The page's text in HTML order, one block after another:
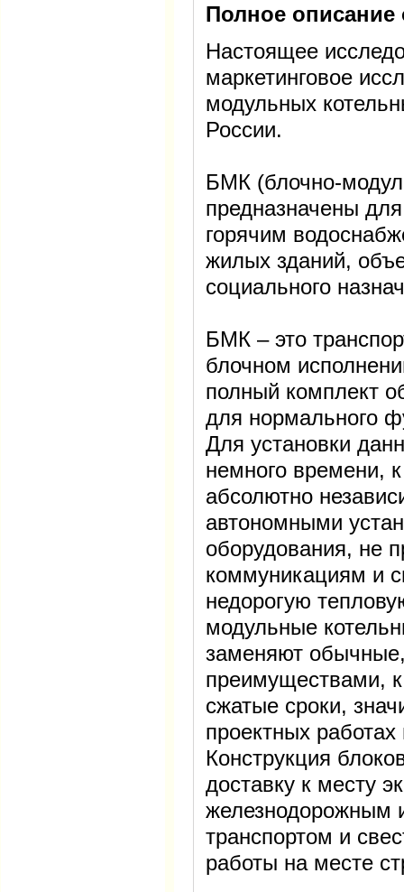
Полное описание
Настоящее
маркетинговое
модульных
России.
БМК (блочно-
предназначены
горячим
жилых зданий,
социального
БМК – это
блочном
полный комплект
для нормального
Для установки
немного времени,
абсолютно
автономными
оборудования, не
коммуникациям и
недорогую
модульные
заменяют
преимуществами,
сжатые сроки,
проектных работах
Конструкция
доставку к месту
железнодорожным
транспортом и
работы на месте